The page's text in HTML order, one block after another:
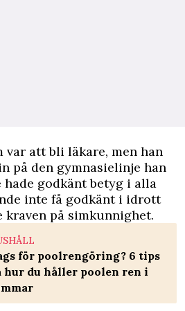
var att bli läkare, men han
på den gymnasielinje han
godkänt betyg i alla
inte få godkänt i idrott
kraven på simkunnighet.
för poolrengöring? 6 tips
hur du håller poolen ren i